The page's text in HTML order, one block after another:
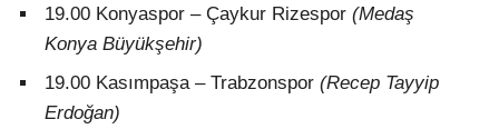
19.00 Konyaspor – Çaykur Rizespor (Medaş
Konya Büyükşehir)
19.00 Kasımpaşa – Trabzonspor (Recep Tayyip
Erdoğan)